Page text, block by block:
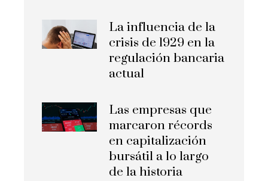
La influencia de la
crisis de 1929 en la
regulación bancaria
actual
Las empresas que
marcaron récords
en capitalización
bursátil a lo largo
de la historia